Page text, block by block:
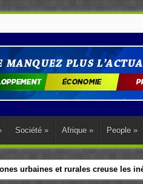
Société » Afrique » People »
urbaines et rurales creuse les